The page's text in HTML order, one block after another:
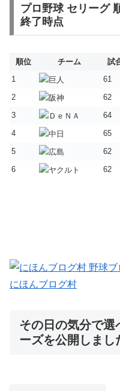
プロ野球 セリーグ
終了時点
順位 チーム 試
1
61
2
62
3
64
4
65
5
62
6
62
にほんブログ村
その日の気分で選
ーズを公開しまし